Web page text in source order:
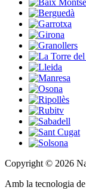
Copyright © 2026
Amb la tecnologia de